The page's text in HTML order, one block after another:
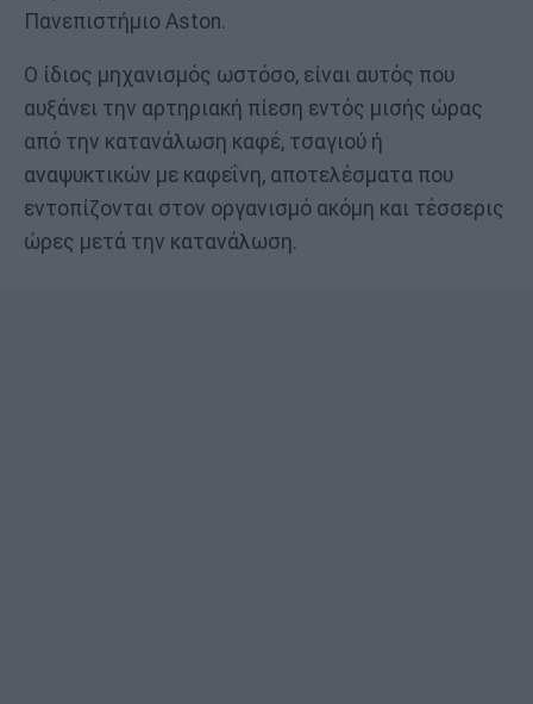
Πανεπιστήμιο Aston.
Ο ίδιος μηχανισμός ωστόσο, είναι αυτός που
αυξάνει την αρτηριακή πίεση εντός μισής ώρας
από την κατανάλωση καφέ, τσαγιού ή
αναψυκτικών με καφεΐνη, αποτελέσματα που
εντοπίζονται στον οργανισμό ακόμη και τέσσερις
ώρες μετά την κατανάλωση.